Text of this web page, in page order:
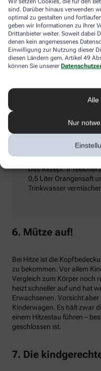
sind. Darüber hinaus verwenden
optimal zu gestalten und
geben wir Informationen zu Ihrer
Drittanbieter weiter. Soweit dabei
denen kein angemessenes
Einwilligung zur Nutzung dieser
diesen Ländern gem. Artikel 49
können Sie unserer
Alle
Nur
Umschlägen) und ihn dazu
trinken. Achtung:
Zustand verschlimmern.
Extra-Tipp
dass vermehrt
Durchfall vor. Wichtig
Elektrolythaushalt
„Elektrolyt-Lösung“
aber auch selbst
Das Rezept: 8
0,5 Liter Orangensaft
Trinkwasser
6. Mütze auf!
Bei Hitze ist die
zu bekommen. Vor allem
Vergleich zum Körper noch
heizt schneller auf und hat
Erwachsenen. Vorsicht aber
Kinderwagen. Es hält zwar
einem Hitzestau führen –
geschlossen ist.
7. Die